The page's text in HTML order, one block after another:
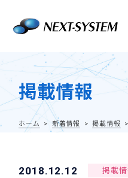
掲載情報
ホーム 新着情報 掲載情報
2018.12.12 掲載